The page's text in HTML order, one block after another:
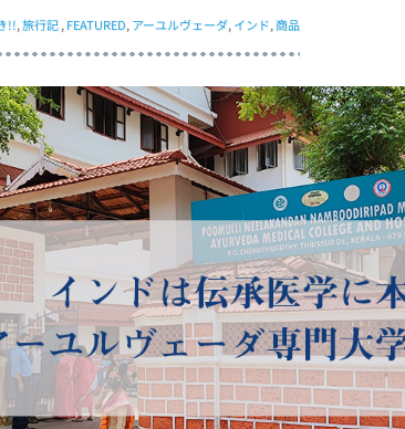
!!,旅行記, FEATURED, アーユルヴェーダ, インド,商品